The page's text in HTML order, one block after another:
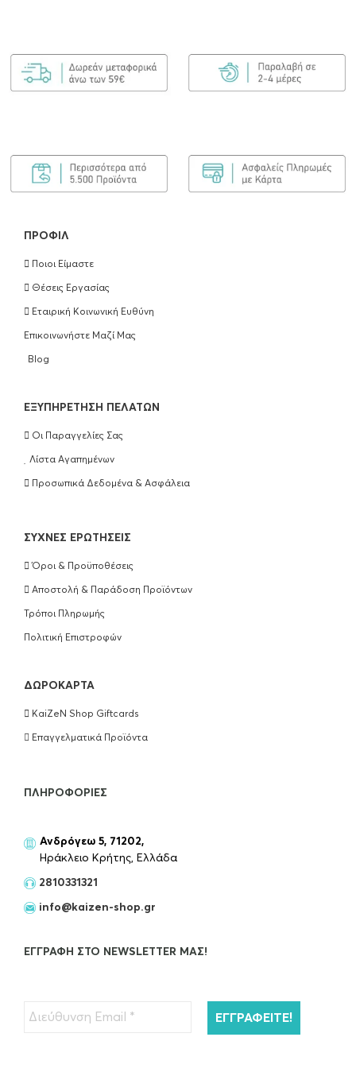
€
ΠΡΟΦΊΛ
Ποιοι Είμαστε
Θέσεις Εργασίας
Εταιρική Κοινωνική Ευθύνη
Επικοινωνήστε Μαζί Μας
Blog
EΞΥΠΗΡΈΤΗΣΗ ΠΕΛΑΤΏΝ
Οι Παραγγελίες Σας
Λίστα Αγαπημένων
Προσωπικά Δεδομένα & Ασφάλεια
ΣΥΧΝΈΣ ΕΡΩΤΉΣΕΙΣ
Όροι & Προϋποθέσεις
Αποστολή & Παράδοση Προϊόντων
Τρόποι Πληρωμής
Πολιτική Επιστροφών
ΔΩΡΟΚΆΡΤΑ
KaiZeN Shop Giftcards
Επαγγελματικά Προϊόντα
ΠΛΗΡΟΦΟΡΊΕΣ
Ανδρόγεω 5, 71202,
Ηράκλειο Κρήτης, Ελλάδα
2810331321
info@kaizen-shop.gr
ΕΓΓΡΑΦΉ ΣΤΟ NEWSLETTER ΜΑΣ!